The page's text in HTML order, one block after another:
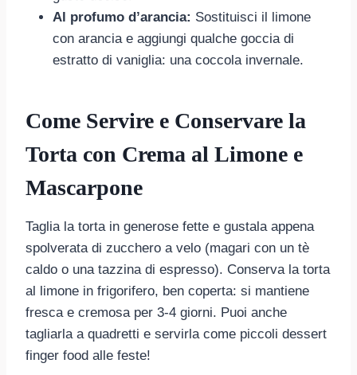
Al profumo d’arancia: Sostituisci il limone
con arancia e aggiungi qualche goccia di
estratto di vaniglia: una coccola invernale.
Come Servire e Conservare la
Torta con Crema al Limone e
Mascarpone
Taglia la torta in generose fette e gustala appena
spolverata di zucchero a velo (magari con un tè
caldo o una tazzina di espresso). Conserva la torta
al limone in frigorifero, ben coperta: si mantiene
fresca e cremosa per 3-4 giorni. Puoi anche
tagliarla a quadretti e servirla come piccoli dessert
finger food alle feste!